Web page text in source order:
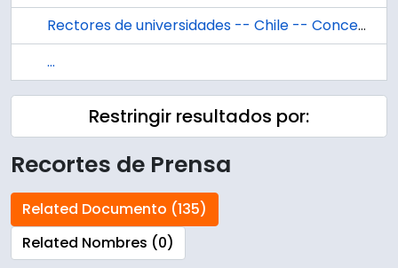
Rectores de universidades -- Chile -- Concepción
...
Restringir resultados por:
Recortes de Prensa
Related Documento (135)
Related Nombres (0)